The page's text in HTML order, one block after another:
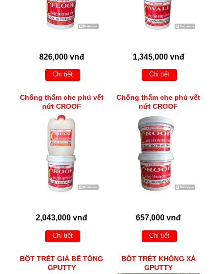
826,000 vnđ
Chi tiết
1,345,000 vnđ
Chi tiết
Chống thấm che phủ vết
nứt CROOF
2,043,000 vnđ
Chi tiết
Chống thấm che phủ vết
nứt CROOF
657,000 vnđ
Chi tiết
BỘT TRÉT GIẢ BÊ TÔNG
GPUTTY
BỘT TRÉT KHÔNG XẢ
GPUTTY